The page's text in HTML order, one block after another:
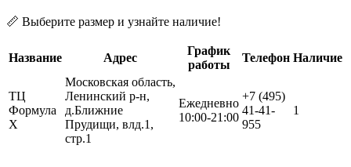
📏 Выберите размер и узнайте наличие!
Название Адрес
График
работы
Телефон Наличие
ТЦ
Формула
Х
Московская область,
Ленинский р-н,
д.Ближние
Прудищи, влд.1,
стр.1
Ежедневно
10:00-21:00
+7 (495)
41-41-
955
1